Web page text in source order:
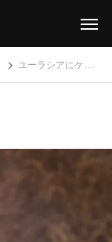
ユーラシアにケーブル装着！